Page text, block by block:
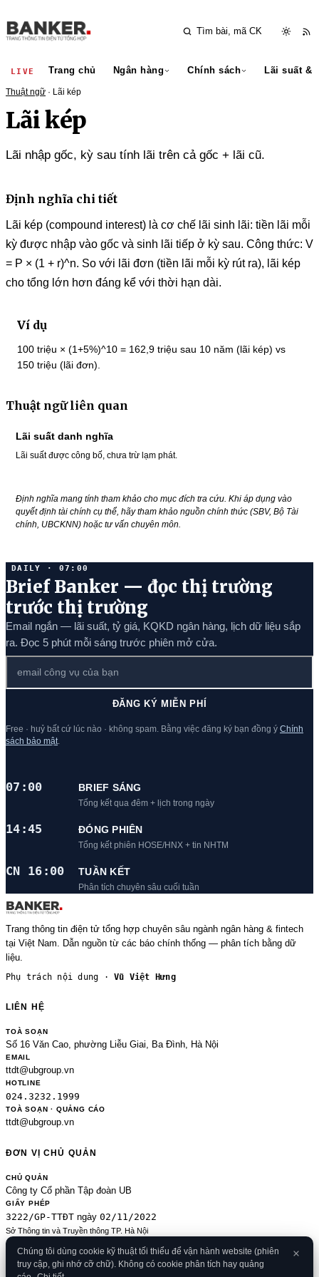
LIVE Trang chủ Ngân hàng Chính sách Lãi suất &
Thuật ngữ · Lãi kép
Lãi kép
Lãi nhập gốc, kỳ sau tính lãi trên cả gốc + lãi cũ.
Định nghĩa chi tiết
Lãi kép (compound interest) là cơ chế lãi sinh lãi: tiền lãi mỗi
kỳ được nhập vào gốc và sinh lãi tiếp ở kỳ sau. Công thức: V
= P × (1 + r)^n. So với lãi đơn (tiền lãi mỗi kỳ rút ra), lãi kép
cho tổng lớn hơn đáng kể với thời hạn dài.
Ví dụ
100 triệu × (1+5%)^10 = 162,9 triệu sau 10 năm (lãi kép) vs
150 triệu (lãi đơn).
Thuật ngữ liên quan
Lãi suất danh nghĩa
Lãi suất được công bố, chưa trừ lạm phát.
Định nghĩa mang tính tham khảo cho mục đích tra cứu. Khi áp dụng vào
quyết định tài chính cụ thể, hãy tham khảo nguồn chính thức (SBV, Bộ Tài
chính, UBCKNN) hoặc tư vấn chuyên môn.
DAILY · 07:00
Brief Banker — đọc thị trường
trước thị trường
Email ngắn — lãi suất, tỷ giá, KQKD ngân hàng, lịch dữ liệu sắp
ra. Đọc 5 phút mỗi sáng trước phiên mở cửa.
ĐĂNG KÝ MIỄN PHÍ
Free · huỷ bất cứ lúc nào · không spam. Bằng việc đăng ký bạn đồng ý Chính
sách bảo mật
07:00 BRIEF SÁNG
Tổng kết qua đêm + lịch trong ngày
14:45 ĐÓNG PHIÊN
Tổng kết phiên HOSE/HNX + tin NHTM
CN 16:00 TUẦN KẾT
Phân tích chuyên sâu cuối tuần
Trang thông tin điện tử tổng hợp chuyên sâu ngành ngân hàng & fintech
tại Việt Nam. Dẫn nguồn từ các báo chính thống — phân tích bằng dữ
liệu.
Phụ trách nội dung ·Vũ Việt Hưng
LIÊN HỆ
TOÀ SOẠN
Số 16 Văn Cao, phường Liễu Giai, Ba Đình, Hà Nội
EMAIL
ttdt@ubgroup.vn
HOTLINE
024.3232.1999
TOÀ SOẠN · QUẢNG CÁO
ttdt@ubgroup.vn
ĐƠN VỊ CHỦ QUẢN
CHỦ QUẢN
Công ty Cổ phần Tập đoàn UB
GIẤY PHÉP
3222/GP-TTĐT ngày 02/11/2022
Sở Thông tin và Truyền thông TP. Hà Nội
Sửa đổi của 2489/GP-TTĐT ngày 24/8/2020
ĐKKD
0106080414 09/01/2013
Chúng tôi dùng cookie kỹ thuật tối thiểu để vận hành website (phiên
truy cập, ghi nhớ cỡ chữ). Không có cookie phân tích hay quảng